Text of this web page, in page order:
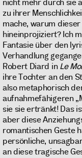
nicht mehr durch sie
zu ihrer
mache, warum
hineinprojiziert? Ich
Fantasie über den
Verhandlung
Robert Diard inLe
ihre Tochter an den
also metaphorisch
aufnahmefähigeren
sie sie ertränkt! Das
aber diese
romantischen Geste
persönliche,
an diese tragische